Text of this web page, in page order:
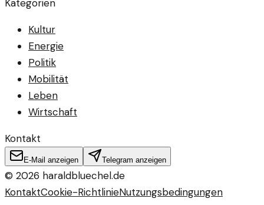
Kategorien
Kultur
Energie
Politik
Mobilität
Leben
Wirtschaft
Kontakt
E-Mail anzeigen Telegram anzeigen
© 2026 haraldbluechel.de
KontaktCookie-RichtlinieNutzungsbedingungen